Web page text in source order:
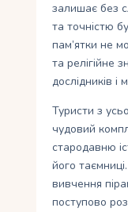
залишає без
та точністю
пам’ятки не
та релігійне
дослідників і
Туристи з
чудовий
стародавню
його
вивчення
поступово